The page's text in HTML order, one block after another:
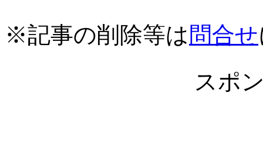
※記事の削除等は 問合せ
スポ